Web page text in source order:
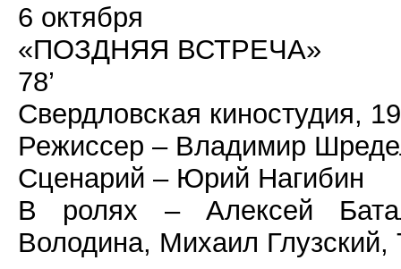
6 октября
«ПОЗДНЯЯ ВСТРЕЧА»
78’
Свердловская киностудия,
Режиссер – Владимир
Сценарий – Юрий Нагибин
В ролях – Алексей
Володина, Михаил Глузский,